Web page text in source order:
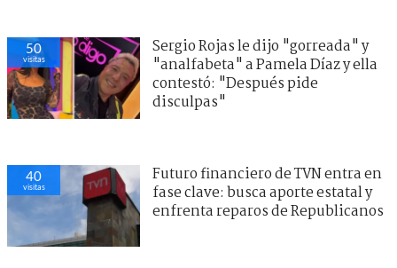
50
visitas
Sergio Rojas le dijo "gorreada" y
"analfabeta" a Pamela Díaz y ella
contestó: "Después pide
disculpas"
40
visitas
Futuro financiero de TVN entra en
fase clave: busca aporte estatal y
enfrenta reparos de Republicanos